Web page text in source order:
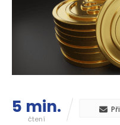
5 min.
čtení